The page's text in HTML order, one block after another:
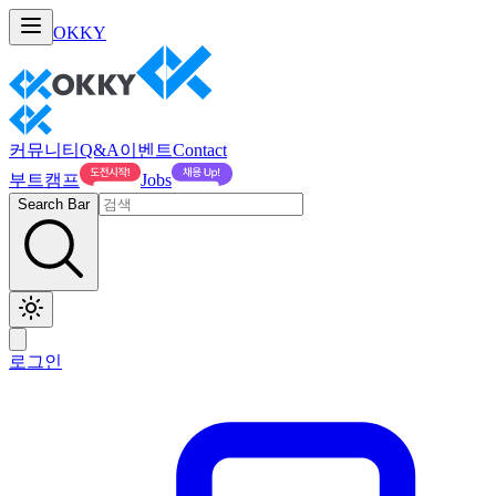
OKKY
커뮤니티 Q&A이벤트Contact
부트캠프
Jobs
Search Bar
로그인